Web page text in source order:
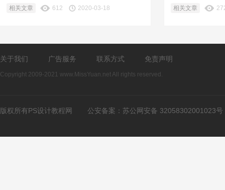
相关文章 612 2020-03-18 相关文章
关于我们 广告服务 联系方式 免责声明
Copyright 2009-2021 www.MissYuan.net All rights reserved.
版权所有PS设计教程网 公安备案： 苏公网安备 32058302001023号